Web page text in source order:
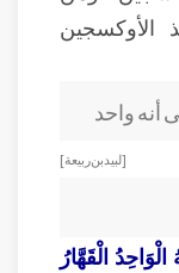
الأوكسجين
واحد
[ لبيد بن ربيعة ]
الْقَهَّارُ